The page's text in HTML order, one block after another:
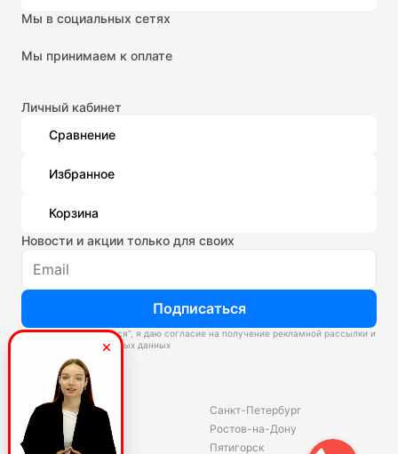
Мы в социальных сетях
Мы принимаем к оплате
Личный кабинет
Сравнение
Избранное
Корзина
Новости и акции только для своих
Подписаться
Нажимая “Подписаться”, я даю согласие на получение рекламной рассылки и
обработку персональных данных
Склады
Владивосток
Екатеринбург
Красноярск
Санкт-Петербург
Ростов-на-Дону
Пятигорск